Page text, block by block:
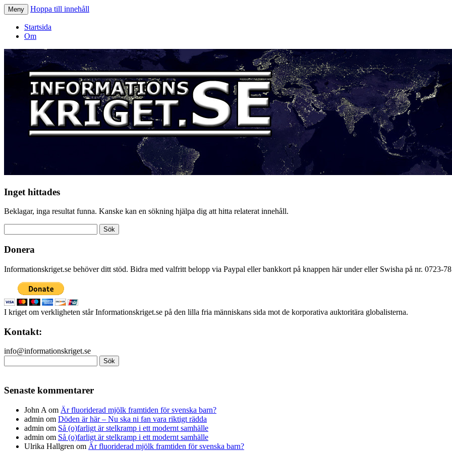
Informationskriget.se
Meny Hoppa till innehåll
Startsida
Om
Inget hittades
Beklagar, inga resultat funna. Kanske kan en sökning hjälpa dig att hitta relaterat innehåll.
efter:
Donera
Informationskriget.se behöver ditt stöd. Bidra med valfritt belopp via Paypal eller bankkort på knappen här under eller Swisha på nr. 0723-
I kriget om verkligheten står Informationskriget.se på den lilla fria människans sida mot de korporativa auktoritära globalisterna.
Kontakt:
info@informationskriget.se
efter:
Senaste kommentarer
John A om Är fluoriderad mjölk framtiden för svenska barn?
admin om Döden är här – Nu ska ni fan vara riktigt rädda
admin om Så (o)farligt är stelkramp i ett modernt samhälle
admin om Så (o)farligt är stelkramp i ett modernt samhälle
Ulrika Hallgren om Är fluoriderad mjölk framtiden för svenska barn?